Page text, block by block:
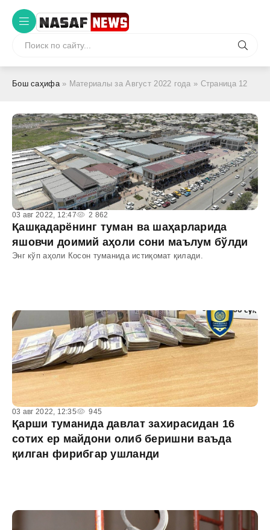
Бош саҳифа» Материалы за Август 2022 года » Страница 12
03 авг 2022, 12:47 2 862
Қашқадарёнинг туман ва шаҳарларида
яшовчи доимий аҳоли сони маълум бўлди
Энг кўп аҳоли Косон туманида истиқомат қилади.
03 авг 2022, 12:35 945
Қарши туманида давлат захирасидан 16
сотих ер майдони олиб беришни ваъда
қилган фирибгар ушланди